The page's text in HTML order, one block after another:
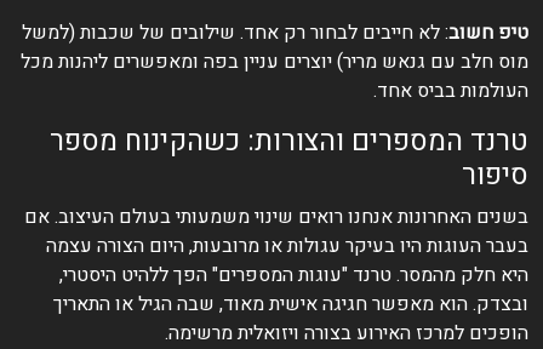
טיפ חשוב: לא חייבים לבחור רק אחד. שילובים של שכבות (למשל
מוס חלב עם גנאש מריר) יוצרים עניין בפה ומאפשרים ליהנות מכל
העולמות בביס אחד.
טרנד המספרים והצורות: כשהקינוח מספר
סיפור
בשנים האחרונות אנחנו רואים שינוי משמעותי בעולם העיצוב. אם
בעבר העוגות היו בעיקר עגולות או מרובעות, היום הצורה עצמה
היא חלק מהמסר. טרנד "עוגות המספרים" הפך ללהיט היסטרי,
ובצדק. הוא מאפשר חגיגה אישית מאוד, שבה הגיל או התאריך
הופכים למרכז האירוע בצורה ויזואלית מרשימה.